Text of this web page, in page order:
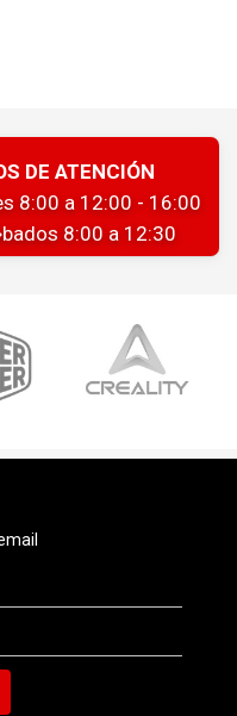
DE ATENCIÓN
8:00 a 12:00 - 16:00
8:00 a 12:30